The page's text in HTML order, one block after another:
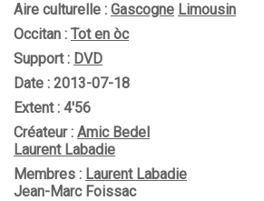
Aire culturelle : Gascogne Limousin
Occitan : Tot en òc
Support : DVD
Date : 2013-07-18
Extent : 4'56
Créateur : Amic Bedel
Laurent Labadie
Membres : Laurent Labadie
Jean-Marc Foissac